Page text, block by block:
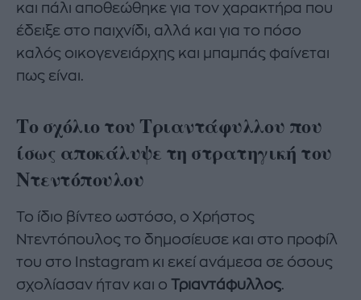
και πάλι αποθεώθηκε για τον χαρακτήρα που
έδειξε στο παιχνίδι, αλλά και για το πόσο
καλός οικογενειάρχης και μπαμπάς φαίνεται
πως είναι.
Το σχόλιο του Τριαντάφυλλου που
ίσως αποκάλυψε τη στρατηγική του
Ντεντόπουλου
Το ίδιο βίντεο ωστόσο, ο Χρήστος
Ντεντόπουλος το δημοσίευσε και στο προφίλ
του στο Instagram κι εκεί ανάμεσα σε όσους
σχολίασαν ήταν και ο Τριαντάφυλλος.